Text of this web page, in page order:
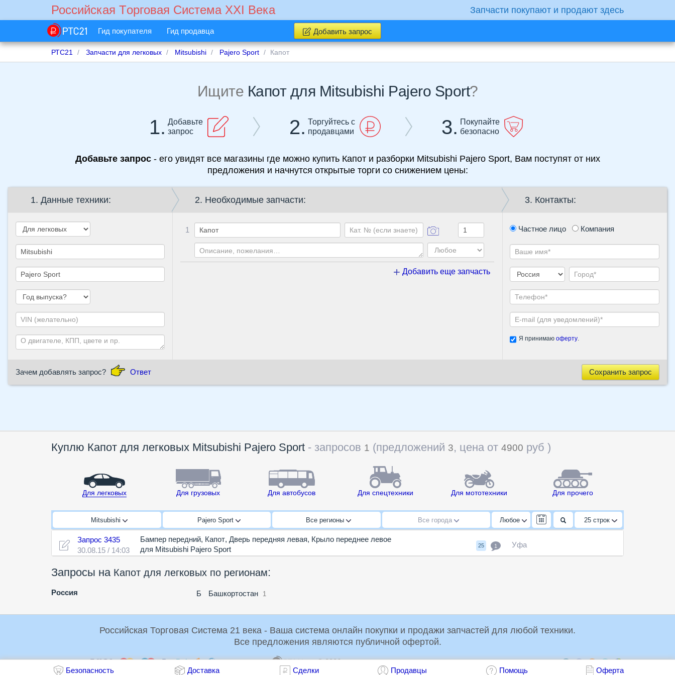
Российская Tорговая Cистема XXI Века Запчасти покупают и продают здесь
Гид покупателя Гид продавца Добавить запрос
РТС21 Запчасти для легковых Mitsubishi Pajero Sport Капот
Ищите Капот для Mitsubishi Pajero Sport?
1. Добавьте
запрос
2. Торгуйтесь с
продавцами
3. Покупайте
безопасно
Добавьте запрос- его увидят все магазины где можно купить Капот и разборки Mitsubishi Pajero Sport, Вам поступят от них
предложения и начнутся открытые торги со снижением цены:
1. Данные техники: 2. Необходимые запчасти:
1
Добавить еще запчасть
3. Контакты:
Частное лицо Компания
Я принимаю оферту.
Зачем добавлять запрос? Ответ Сохранить запрос
Куплю Капот для легковых Mitsubishi Pajero Sport - запросов 1 (предложений 3, цена от 4900 руб )
Для легковых Для грузовых Для автобусов Для спецтехники Для мототехники Для прочего
Mitsubishi Pajero Sport Все регионы Все города Любое 25строк
Запрос 3435
30.08.15 / 14:03
Бампер передний, Капот, Дверь передняя левая, Крыло переднее левое
для Mitsubishi Pajero Sport
25 1 Уфа
Запросы на Капот для легковых по регионам:
Россия Б Башкортостан 1
Безопасность Доставка Сделки Продавцы Помощь Оферта
Российская Торговая Система 21 века - Ваша система онлайн покупки и продажи запчастей для любой техники.
Все предложения являются публичной офертой.
Оплата: 1.1© 2026 dir@rts21.ru
Обсудить: